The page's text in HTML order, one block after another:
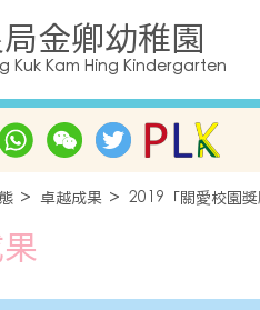
金卿幼稚園
Kuk Kam Hing Kindergarten
卓越成果 2019「關愛校園